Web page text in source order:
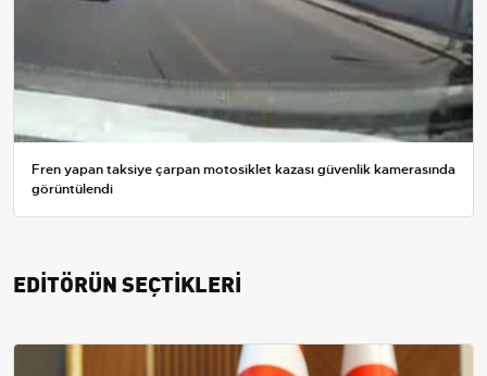
Fren yapan taksiye çarpan motosiklet kazası güvenlik kamerasında
görüntülendi
EDİTÖRÜN SEÇTİKLERİ